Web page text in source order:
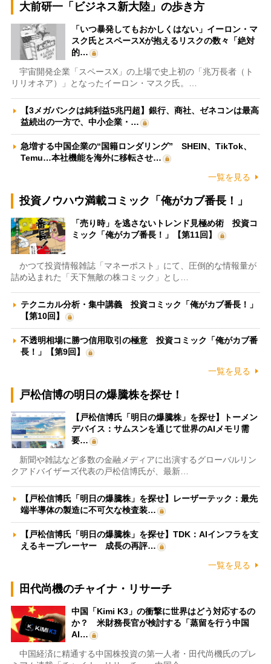
大前研一「ビジネス新大陸」の歩き方
「いつ暴発してもおかしくはない」イーロン・マ
スク氏とスペースXが抱えるリスクの数々「絶対
的…
宇宙開発企業「スペースX」の上場で史上初の「兆万長者（ト
リリオネア）」となったイーロン・マスク氏。…
【3メガバンクは純利益5兆円超】銀行、商社、ゼネコンは最高
益続出の一方で、中小企業・…
急増する中国企業の“国籍ロンダリング” SHEIN、TikTok、
Temu…本社機能を海外に移転させ…
一覧を見る
投資ノウハウ満載コミック「俺がカブ番長！」
「売り時」を逃さないトレンド見極め術 投資コ
ミック「俺がカブ番長！」【第11回】
かつて投資情報雑誌「マネーポスト」にて、圧倒的な情報量が
詰め込まれた「天下無敵の株コミック」とし…
テクニカル分析・集中講義 投資コミック「俺がカブ番長！」
【第10回】
不透明相場に勝つ信用取引の極意 投資コミック「俺がカブ番
長！」【第9回】
一覧を見る
戸松信博の明日の爆騰株を探せ！
【戸松信博氏「明日の爆騰株」を探せ】トーメン
デバイス：サムスンを通じて世界のAIメモリ需
要…
新聞や雑誌など多数の金融メディアに出演するグローバルリン
クアドバイザーズ代表の戸松信博氏が、最新…
【戸松信博氏「明日の爆騰株」を探せ】レーザーテック：最先
端半導体の製造に不可欠な検査装…
【戸松信博氏「明日の爆騰株」を探せ】TDK：AIインフラを支
えるキープレーヤー 成長の再評…
一覧を見る
田代尚機のチャイナ・リサーチ
中国「Kimi K3」の衝撃に世界はどう対応するの
か？ 米財務長官が検討する「蒸留を行う中国
AI…
中国経済に精通する中国株投資の第一人者・田代尚機氏のプレ